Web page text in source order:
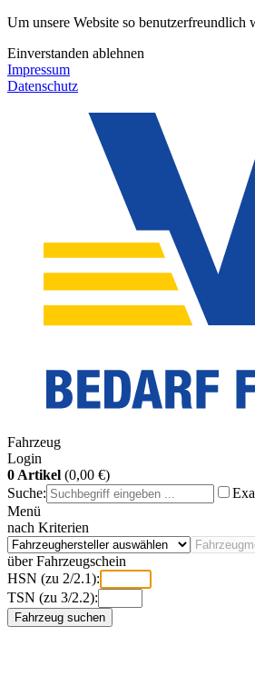
Um unsere Website so
Einverstanden ablehnen
Impressum
Datenschutz
Fahrzeug
Login
0 Artikel (0,00 €)
Suche:
Menü
nach Kriterien
über Fahrzeugschein
HSN (zu 2/2.1):
TSN (zu 3/2.2):
Fahrzeug suchen